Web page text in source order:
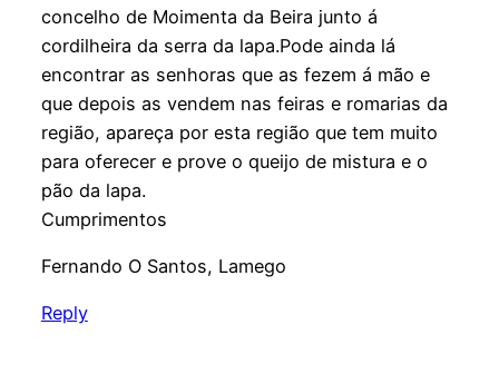
concelho de Moimenta da Beira junto á
cordilheira da serra da lapa.Pode ainda lá
encontrar as senhoras que as fezem á mão e
que depois as vendem nas feiras e romarias da
região, apareça por esta região que tem muito
para oferecer e prove o queijo de mistura e o
pão da lapa.
Cumprimentos
Fernando O Santos, Lamego
Reply